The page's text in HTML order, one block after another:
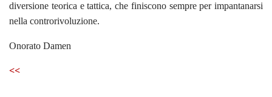
diversione teorica e tattica, che finiscono sempre per impantanarsi
nella controrivoluzione.
Onorato Damen
<<